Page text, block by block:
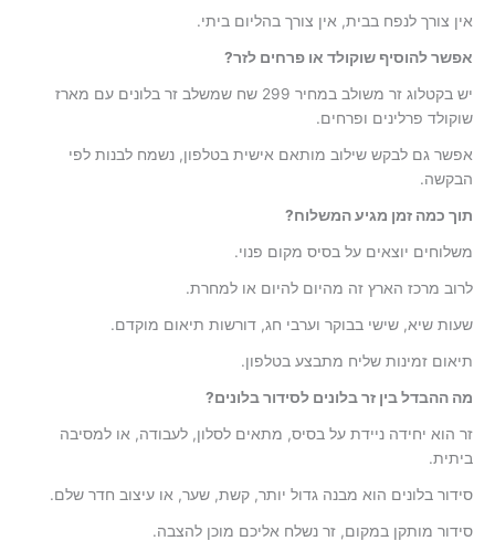
אין צורך לנפח בבית, אין צורך בהליום ביתי.
אפשר להוסיף שוקולד או פרחים לזר?
יש בקטלוג זר משולב במחיר 299 שח שמשלב זר בלונים עם מארז
שוקולד פרלינים ופרחים.
אפשר גם לבקש שילוב מותאם אישית בטלפון, נשמח לבנות לפי
הבקשה.
תוך כמה זמן מגיע המשלוח?
משלוחים יוצאים על בסיס מקום פנוי.
לרוב מרכז הארץ זה מהיום להיום או למחרת.
שעות שיא, שישי בבוקר וערבי חג, דורשות תיאום מוקדם.
תיאום זמינות שליח מתבצע בטלפון.
מה ההבדל בין זר בלונים לסידור בלונים?
זר הוא יחידה ניידת על בסיס, מתאים לסלון, לעבודה, או למסיבה
ביתית.
סידור בלונים הוא מבנה גדול יותר, קשת, שער, או עיצוב חדר שלם.
סידור מותקן במקום, זר נשלח אליכם מוכן להצבה.